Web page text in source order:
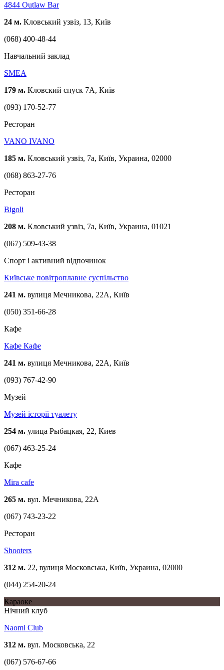
4844 Outlaw Bar
24 м. Кловський узвіз, 13, Київ
(068) 400-48-44
Навчальний заклад
SMEA
179 м. Кловский спуск 7А, Київ
(093) 170-52-77
Ресторан
VANO IVANO
185 м. Кловський узвіз, 7а, Київ, Украина, 02000
(068) 863-27-76
Ресторан
Bigoli
208 м. Кловський узвіз, 7а, Київ, Украина, 01021
(067) 509-43-38
Спорт і активний відпочинок
Київське повітроплавне суспільство
241 м. вулиця Мечникова, 22А, Київ
(050) 351-66-28
Кафе
Кафе Кафе
241 м. вулиця Мечникова, 22А, Київ
(093) 767-42-90
Музей
Музей історії туалету
254 м. улица Рыбацкая, 22, Киев
(067) 463-25-24
Кафе
Mira cafe
265 м. вул. Мечникова, 22А
(067) 743-23-22
Ресторан
Shooters
312 м. 22, вулиця Московська, Київ, Украина, 02000
(044) 254-20-24
Караоке
Нічний клуб
Naomi Club
312 м. вул. Московська, 22
(067) 576-67-66